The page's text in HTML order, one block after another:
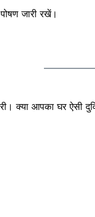
जारी रखें।
क्या आपका घर ऐसी